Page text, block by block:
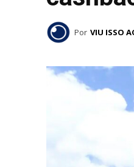
Por VIU ISSO